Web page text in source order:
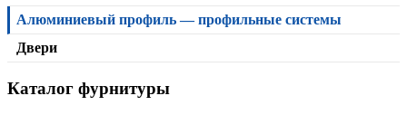
Верхняя направляющая KD1-06
Алюминиевый профиль — профильные системы
Двери
Каталог фурнитуры